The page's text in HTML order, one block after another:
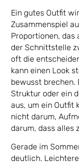
Ein gutes Outfit
Zusammenspiel
Proportionen, das
der Schnittstelle
oft die
kann einen Look
bewusst brechen.
Struktur oder ein
aus, um ein Outfit
nicht darum,
darum, dass alles
Gerade im
deutlich.